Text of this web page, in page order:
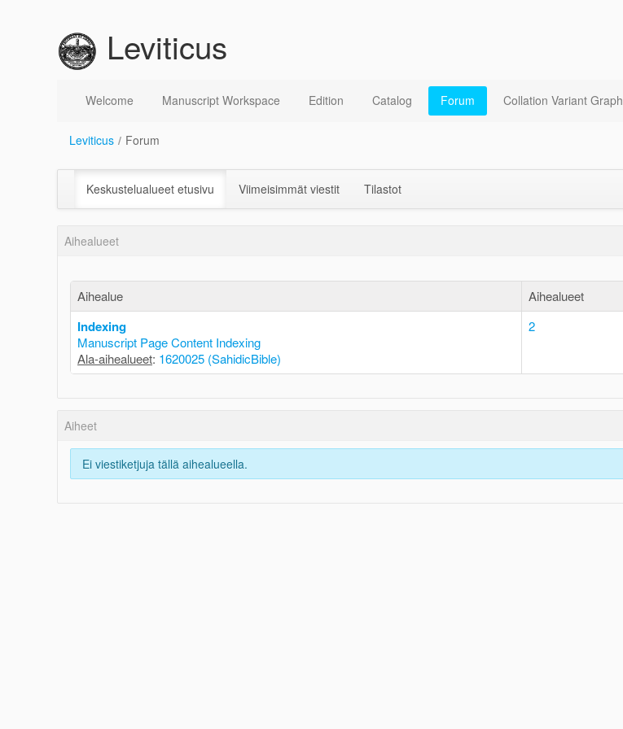
Leviticus
Forum
Welcome Manuscript Workspace Edition Catalog Forum Collation Variant Graph
Leviticus / Forum
Keskustelualueet etusivu Viimeisimmät viestit Tilastot
Aihealueet
Aihealue Aihealueet
Indexing
Manuscript Page Content Indexing
Ala-aihealueet: 1620025 (SahidicBible)
2
Aiheet
Ei viestiketjuja tällä aihealueella.